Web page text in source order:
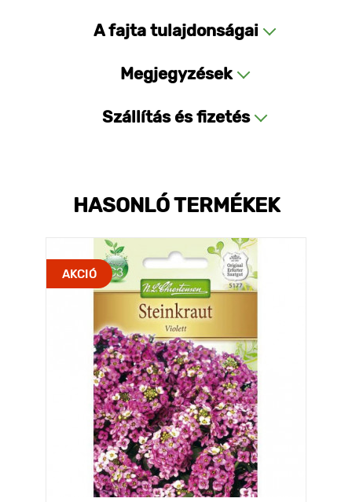
A fajta tulajdonságai
Megjegyzések
Szállítás és fizetés
HASONLÓ TERMÉKEK
AKCIÓ